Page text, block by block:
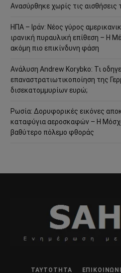
Ανασύρθηκε χωρίς τις αισθήσεις
ΗΠΑ – Ιράν: Νέος γύρος
ιρανική πυραυλική επίθεση – Η
ακόμη πιο επικίνδυνη φάση
Ανάλυση Andrew Korybko: Τι
επαναστρατιωτικοποίηση της
δισεκατομμυρίων ευρώ;
Ρωσία: Δορυφορικές εικόνες
καταφύγια αεροσκαφών – Η
βαθύτερο πόλεμο φθοράς
ΤΑΥΤΌΤΗΤΑ